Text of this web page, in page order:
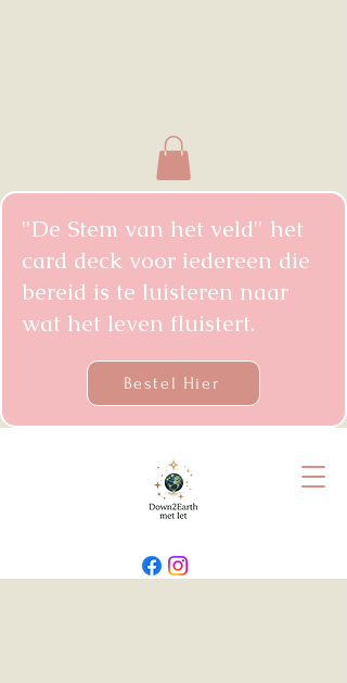
"De Stem van het veld" het
card deck voor iedereen die
bereid is te luisteren naar
wat het leven fluistert.
Bestel Hier